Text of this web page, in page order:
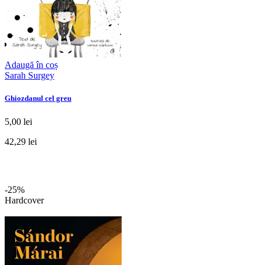
Adaugă în coș
Sarah Surgey
Ghiozdanul cel greu
5,00 lei
42,29 lei
-25%
Hardcover